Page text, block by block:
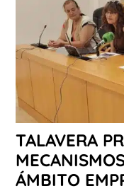
TALAVERA
ÁMBITO